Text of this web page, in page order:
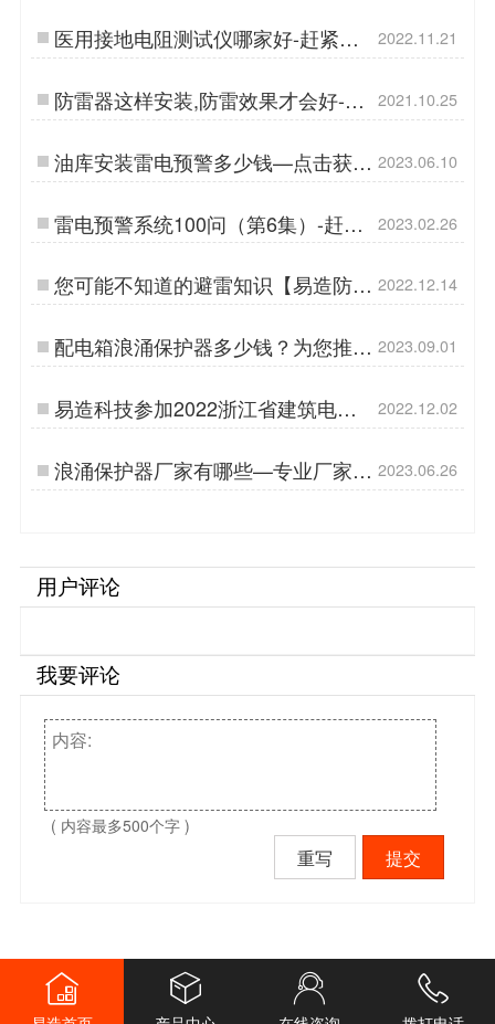
医用接地电阻测试仪哪家好-赶紧来
看看吧【杭州易造】…
2022.11.21
防雷器这样安装,防雷效果才会好-立
即查看详情【易造防雷】…
2021.10.25
油库安装雷电预警多少钱—点击获取
价格表-易造防雷…
2023.06.10
雷电预警系统100问（第6集）-赶紧
来看看吧-易造防雷…
2023.02.26
您可能不知道的避雷知识【易造防
雷】…
2022.12.14
配电箱浪涌保护器多少钱？为您推荐
性价比之选-易造防雷…
2023.09.01
易造科技参加2022浙江省建筑电气
年会【易造防雷】…
2022.12.02
浪涌保护器厂家有哪些—专业厂家为
您推荐-易造防雷…
2023.06.26
用户评论
我要评论
( 内容最多500个字 )
重写 提交